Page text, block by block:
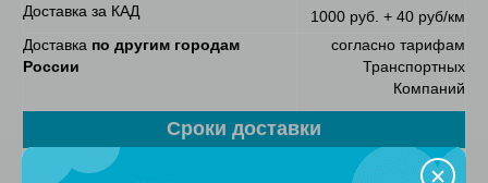
Доставка за КАД
1000 руб. + 40 руб/км
Доставка по другим городам
России
согласно тарифам
Транспортных
Компаний
Сроки доставки
по Москве
2 рабочий дня